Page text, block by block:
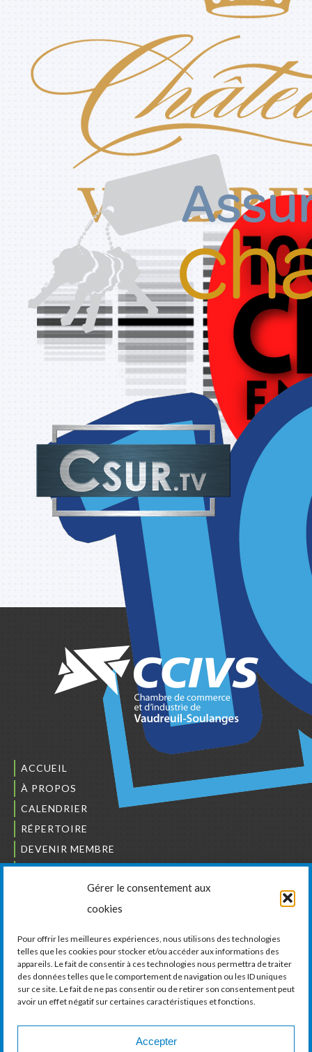
Gérer le consentement aux
cookies
Pour offrir les meilleures expériences, nous utilisons des technologies
telles que les cookies pour stocker et/ou accéder aux informations des
appareils. Le fait de consentir à ces technologies nous permettra de traiter
des données telles que le comportement de navigation ou les ID uniques
sur ce site. Le fait de ne pas consentir ou de retirer son consentement peut
avoir un effet négatif sur certaines caractéristiques et fonctions.
Accepter
ACCUEIL
À PROPOS
CALENDRIER
RÉPERTOIRE
DEVENIR MEMBRE
NOUS JOINDRE
L’ORDRE DES BÂTISSEURS
LA CHAMBRE DE COMMERCE ET D’INDUSTRIE
DE VAUDREUIL-SOULANGES
11, boul. de la Cité-des-Jeunes, Suite 201